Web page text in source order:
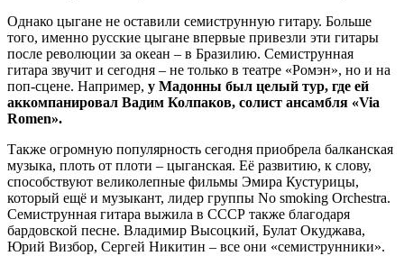
Однако цыгане не оставили семиструнную гитару. Больше
того, именно русские цыгане впервые привезли эти гитары
после революции за океан – в Бразилию. Семиструнная
гитара звучит и сегодня – не только в театре «Ромэн», но и на
поп-сцене. Например, у Мадонны был целый тур, где ей
аккомпанировал Вадим Колпаков, солист ансамбля «Via
Romen».
Также огромную популярность сегодня приобрела балканская
музыка, плоть от плоти – цыганская. Её развитию, к слову,
способствуют великолепные фильмы Эмира Кустурицы,
который ещё и музыкант, лидер группы No smoking Orchestra.
Семиструнная гитара выжила в СССР также благодаря
бардовской песне. Владимир Высоцкий, Булат Окуджава,
Юрий Визбор, Сергей Никитин – все они «семиструнники».